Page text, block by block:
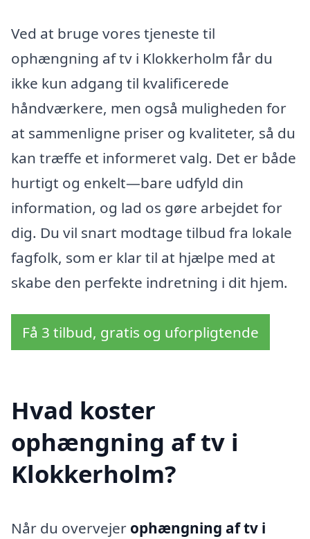
Ved at bruge vores tjeneste til
ophængning af tv i Klokkerholm får du
ikke kun adgang til kvalificerede
håndværkere, men også muligheden for
at sammenligne priser og kvaliteter, så du
kan træffe et informeret valg. Det er både
hurtigt og enkelt—bare udfyld din
information, og lad os gøre arbejdet for
dig. Du vil snart modtage tilbud fra lokale
fagfolk, som er klar til at hjælpe med at
skabe den perfekte indretning i dit hjem.
Få 3 tilbud, gratis og uforpligtende
Hvad koster
ophængning af tv i
Klokkerholm?
Når du overvejer ophængning af tv i